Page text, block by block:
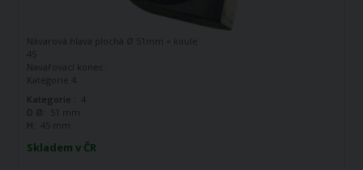
Skladem v ČR
Návarová hlava plochá Ø
51mm = koule
45
Navařovací konec.
Kategorie 4.
Kategorie :
4
D Ø:
51 mm
H:
45 mm